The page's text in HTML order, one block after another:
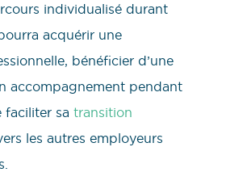
individualisé durant
acquérir une
bénéficier d’une
accompagnement pendant
faciliter sa transition
les autres employeurs